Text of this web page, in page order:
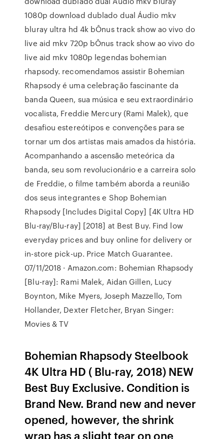
1080p download dublado dual Áudio mkv
bluray ultra hd 4k bÔnus track show ao vivo do
live aid mkv 720p bÔnus track show ao vivo do
live aid mkv 1080p legendas bohemian
rhapsody. recomendamos assistir Bohemian
Rhapsody é uma celebração fascinante da
banda Queen, sua música e seu extraordinário
vocalista, Freddie Mercury (Rami Malek), que
desafiou estereótipos e convenções para se
tornar um dos artistas mais amados da história.
Acompanhando a ascensão meteórica da
banda, seu som revolucionário e a carreira solo
de Freddie, o filme também aborda a reunião
dos seus integrantes e Shop Bohemian
Rhapsody [Includes Digital Copy] [4K Ultra HD
Blu-ray/Blu-ray] [2018] at Best Buy. Find low
everyday prices and buy online for delivery or
in-store pick-up. Price Match Guarantee.
07/11/2018 · Amazon.com: Bohemian Rhapsody
[Blu-ray]: Rami Malek, Aidan Gillen, Lucy
Boynton, Mike Myers, Joseph Mazzello, Tom
Hollander, Dexter Fletcher, Bryan Singer:
Movies & TV
Bohemian Rhapsody Steelbook
4K Ultra HD ( Blu-ray, 2018) NEW
Best Buy Exclusive. Condition is
Brand New. Brand new and never
opened, however, the shrink
wrap has a slight tear on one